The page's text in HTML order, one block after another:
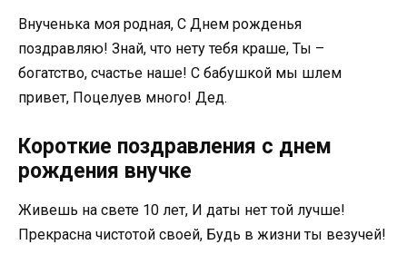
Внученька моя родная, С Днем рожденья
поздравляю! Знай, что нету тебя краше, Ты –
богатство, счастье наше! С бабушкой мы шлем
привет, Поцелуев много! Дед.
Короткие поздравления с днем
рождения внучке
Живешь на свете 10 лет, И даты нет той лучше!
Прекрасна чистотой своей, Будь в жизни ты везучей!